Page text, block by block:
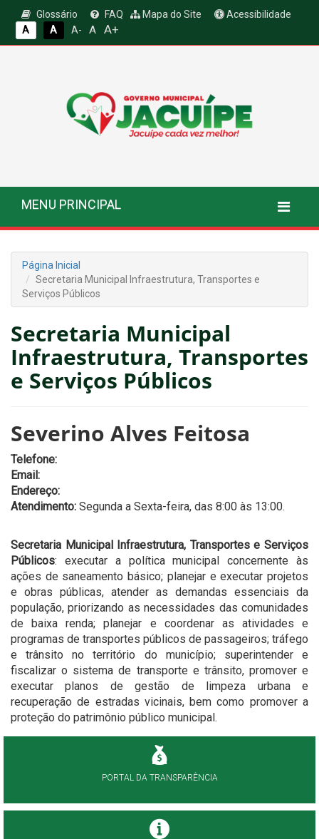
Glossário FAQ Mapa do Site
Acessibilidade
A
A A- A A+
MENU PRINCIPAL
Página Inicial
Secretaria Municipal Infraestrutura, Transportes e
Serviços Públicos
Secretaria Municipal
Infraestrutura, Transportes
e Serviços Públicos
Severino Alves Feitosa
Telefone:
Email:
Endereço:
Atendimento: Segunda a Sexta-feira, das 8:00 às 13:00.
Secretaria Municipal Infraestrutura, Transportes e Serviços
Públicos: executar a política municipal concernente às
ações de saneamento básico; planejar e executar projetos
e obras públicas, atender as demandas essenciais da
população, priorizando as necessidades das comunidades
de baixa renda; planejar e coordenar as atividades e
programas de transportes públicos de passageiros; tráfego
e trânsito no território do município; superintender e
fiscalizar o sistema de transporte e trânsito, promover e
executar planos de gestão de limpeza urbana e
recuperação de estradas vicinais, bem como promover a
proteção do patrimônio público municipal.
PORTAL DA TRANSPARÊNCIA